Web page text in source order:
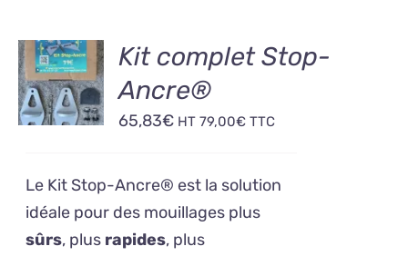
AJOUTER
AU
PANIER
/
DÉTAILS
Kit complet Stop-
Ancre®
65,83€ HT79,00€ TTC
Le Kit Stop-Ancre® est la solution
idéale pour des mouillages plus
sûrs, plus rapides, plus